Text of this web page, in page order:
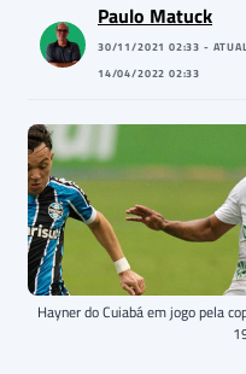
Paulo Matuck
30/11/2021 02:33 -
14/04/2022 02:33
Hayner do Cuiabá em jogo pela